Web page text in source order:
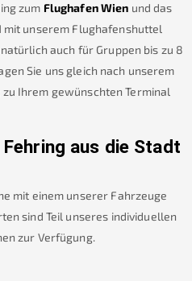
zum Flughafen Wien und das
mit unserem Flughafenshuttel
auch für Gruppen bis zu 8
Sie uns gleich nach unserem
zu Ihrem gewünschten Terminal
Fehring aus die Stadt
mit einem unserer Fahrzeuge
sind Teil unseres individuellen
zur Verfügung.